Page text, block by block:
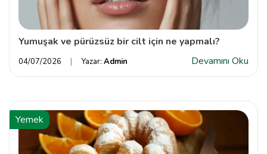
Yumuşak ve pürüzsüz bir cilt için ne yapmalı?
04/07/2026 Yazar: Admin Devamını Oku
Yemek